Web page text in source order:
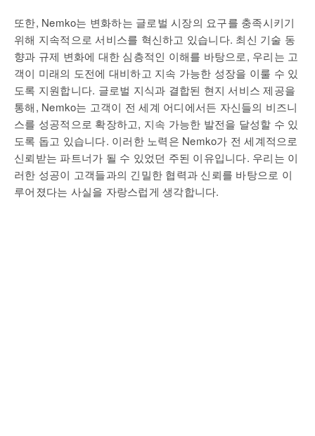
또한, Nemko는 변화하는 글로벌 시장의 요구를 충족시키기
위해 지속적으로 서비스를 혁신하고 있습니다. 최신 기술 동
향과 규제 변화에 대한 심층적인 이해를 바탕으로, 우리는 고
객이 미래의 도전에 대비하고 지속 가능한 성장을 이룰 수 있
도록 지원합니다. 글로벌 지식과 결합된 현지 서비스 제공을
통해, Nemko는 고객이 전 세계 어디에서든 자신들의 비즈니
스를 성공적으로 확장하고, 지속 가능한 발전을 달성할 수 있
도록 돕고 있습니다. 이러한 노력은 Nemko가 전 세계적으로
신뢰받는 파트너가 될 수 있었던 주된 이유입니다. 우리는 이
러한 성공이 고객들과의 긴밀한 협력과 신뢰를 바탕으로 이
루어졌다는 사실을 자랑스럽게 생각합니다.